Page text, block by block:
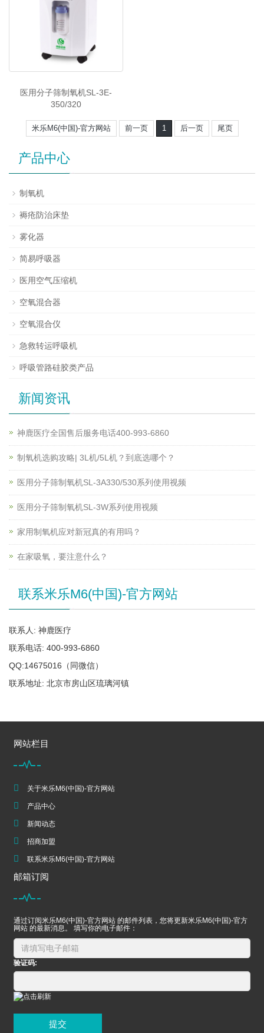
医用分子筛制氧机SL-3E-
350/320
米乐M6(中国)-官方网站 前一页 1 后一页 尾页
产品中心
制氧机
褥疮防治床垫
雾化器
简易呼吸器
医用空气压缩机
空氧混合器
空氧混合仪
急救转运呼吸机
呼吸管路硅胶类产品
新闻资讯
神鹿医疗全国售后服务电话400-993-6860
制氧机选购攻略| 3L机/5L机？到底选哪个？
医用分子筛制氧机SL-3A330/530系列使用视频
医用分子筛制氧机SL-3W系列使用视频
家用制氧机应对新冠真的有用吗？
在家吸氧，要注意什么？
联系米乐M6(中国)-官方网站
联系人: 神鹿医疗
联系电话: 400-993-6860
QQ:14675016（同微信）
联系地址: 北京市房山区琉璃河镇
网站栏目
关于米乐M6(中国)-官方网站
产品中心
新闻动态
招商加盟
联系米乐M6(中国)-官方网站
邮箱订阅
通过订阅米乐M6(中国)-官方网站 的邮件列表，您将更新米乐M6(中国)-官方
网站 的最新消息。 填写你的电子邮件：
验证码:
提交